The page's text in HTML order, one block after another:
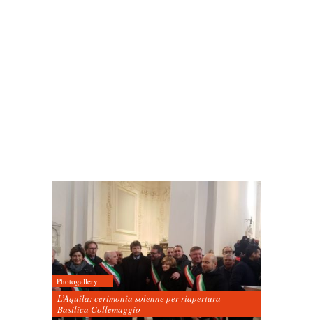
Photogallery
L’Aquila: cerimonia solenne per riapertura
Basilica Collemaggio